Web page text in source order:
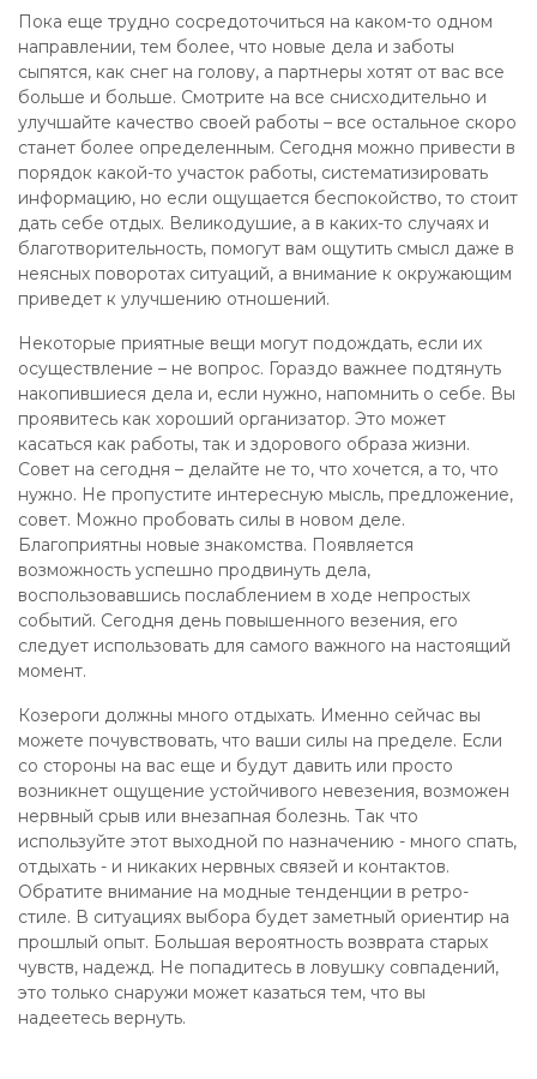
Пока еще трудно сосредоточиться на каком-то одном
направлении, тем более, что новые дела и заботы
сыпятся, как снег на голову, а партнеры хотят от вас все
больше и больше. Смотрите на все снисходительно и
улучшайте качество своей работы – все остальное скоро
станет более определенным. Сегодня можно привести в
порядок какой-то участок работы, систематизировать
информацию, но если ощущается беспокойство, то стоит
дать себе отдых. Великодушие, а в каких-то случаях и
благотворительность, помогут вам ощутить смысл даже в
неясных поворотах ситуаций, а внимание к окружающим
приведет к улучшению отношений.
Некоторые приятные вещи могут подождать, если их
осуществление – не вопрос. Гораздо важнее подтянуть
накопившиеся дела и, если нужно, напомнить о себе. Вы
проявитесь как хороший организатор. Это может
касаться как работы, так и здорового образа жизни.
Совет на сегодня – делайте не то, что хочется, а то, что
нужно. Не пропустите интересную мысль, предложение,
совет. Можно пробовать силы в новом деле.
Благоприятны новые знакомства. Появляется
возможность успешно продвинуть дела,
воспользовавшись послаблением в ходе непростых
событий. Сегодня день повышенного везения, его
следует использовать для самого важного на настоящий
момент.
Козероги должны много отдыхать. Именно сейчас вы
можете почувствовать, что ваши силы на пределе. Если
со стороны на вас еще и будут давить или просто
возникнет ощущение устойчивого невезения, возможен
нервный срыв или внезапная болезнь. Так что
используйте этот выходной по назначению - много спать,
отдыхать - и никаких нервных связей и контактов.
Обратите внимание на модные тенденции в ретро-
стиле. В ситуациях выбора будет заметный ориентир на
прошлый опыт. Большая вероятность возврата старых
чувств, надежд. Не попадитесь в ловушку совпадений,
это только снаружи может казаться тем, что вы
надеетесь вернуть.